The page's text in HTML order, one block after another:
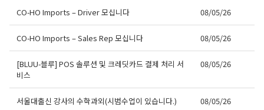
CO-HO Imports – Driver 모십니다 08/05/26
CO-HO Imports – Sales Rep 모십니다 08/05/26
[BLUU-블루] POS 솔루션 및 크레딧카드 결제 처리 서
비스
08/05/26
서울대출신 강사의 수학과외(시범수업이 있습니다.) 08/05/26